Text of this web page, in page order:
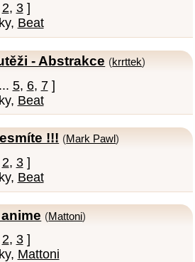
2, 3]
Beat
- Abstrakce (krrttek)
... 5, 6, 7]
Beat
!!! (Mark Pawl)
2, 3]
Beat
(Mattoni)
2, 3]
Mattoni